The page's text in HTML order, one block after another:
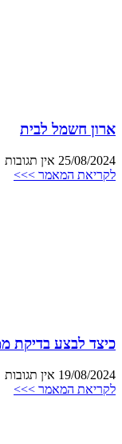
ארון חשמל לבית
25/08/2024 אין תגובות
לקריאת המאמר >>>
כיצד לבצע בדיקת
19/08/2024 אין תגובות
לקריאת המאמר >>>